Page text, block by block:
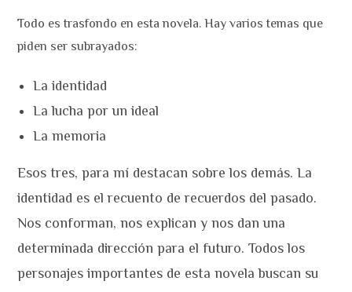
Todo es trasfondo en esta novela. Hay varios temas que
piden ser subrayados:
La identidad
La lucha por un ideal
La memoria
Esos tres, para mí destacan sobre los demás. La
identidad es el recuento de recuerdos del pasado.
Nos conforman, nos explican y nos dan una
determinada dirección para el futuro. Todos los
personajes importantes de esta novela buscan su